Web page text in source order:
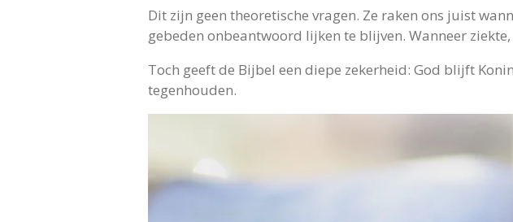
Dit zijn geen theoretische vragen. Ze raken ons juist
gebeden onbeantwoord lijken te blijven. Wanneer
Toch geeft de Bijbel een diepe zekerheid: God blijft
tegenhouden.